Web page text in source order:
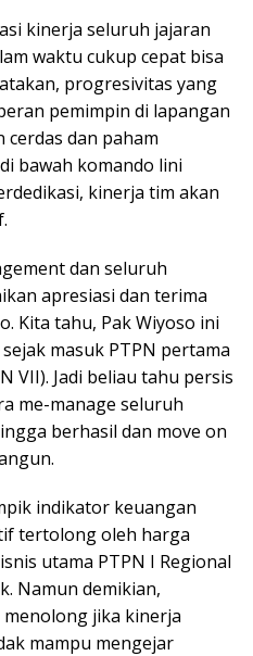
kinerja seluruh jajaran
waktu cukup cepat bisa
progresivitas yang
pemimpin di lapangan
dan paham
bawah komando lini
kinerja tim akan
dan seluruh
apresiasi dan terima
Kita tahu, Pak Wiyoso ini
masuk PTPN pertama
VII). Jadi beliau tahu persis
me-manage seluruh
berhasil dan move on
indikator keuangan
tertolong oleh harga
utama PTPN I Regional
Namun demikian,
jika kinerja
mampu mengejar